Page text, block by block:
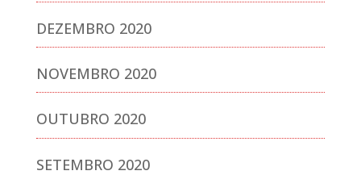
DEZEMBRO 2020
NOVEMBRO 2020
OUTUBRO 2020
SETEMBRO 2020